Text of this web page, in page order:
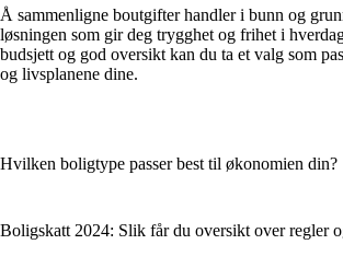
Å sammenligne boutgifter handler i bunn og
løsningen som gir deg trygghet og frihet i
budsjett og god oversikt kan du ta et valg som
og livsplanene dine.
Hvilken boligtype passer best til økonomien din?
Boligskatt 2024: Slik får du oversikt over regler